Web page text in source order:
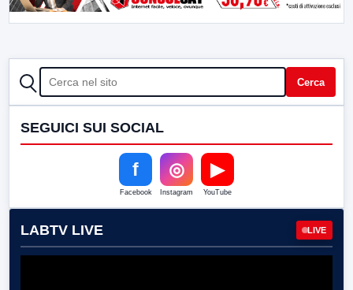
CERCA Cerca
SEGUICI SUI SOCIAL
f
Facebook
◎
Instagram
▶
YouTube
LABTV LIVE LIVE